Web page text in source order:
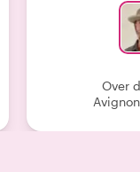
Over